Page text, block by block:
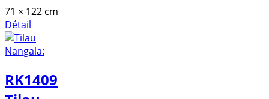
71 × 122 cm
Détail
RK1409